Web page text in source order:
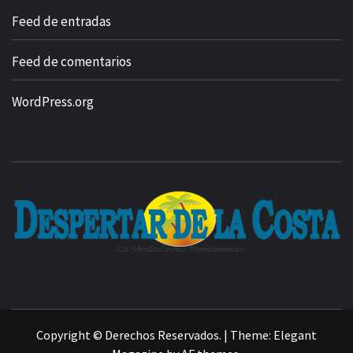
Feed de entradas
Feed de comentarios
WordPress.org
Copyright © Derechos Reservados. | Theme: Elegant